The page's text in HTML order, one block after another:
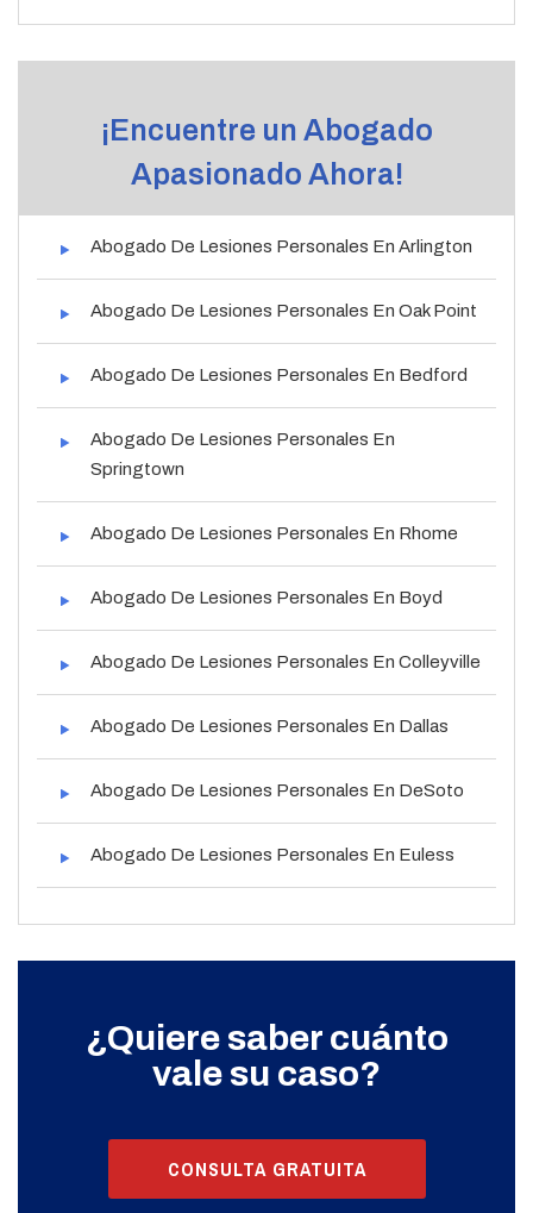
¡Encuentre un Abogado
Apasionado Ahora!
Abogado De Lesiones Personales En Arlington
Abogado De Lesiones Personales En Oak Point
Abogado De Lesiones Personales En Bedford
Abogado De Lesiones Personales En
Springtown
Abogado De Lesiones Personales En Rhome
Abogado De Lesiones Personales En Boyd
Abogado De Lesiones Personales En Colleyville
Abogado De Lesiones Personales En Dallas
Abogado De Lesiones Personales En DeSoto
Abogado De Lesiones Personales En Euless
¿Quiere saber cuánto
vale su caso?
CONSULTA GRATUITA